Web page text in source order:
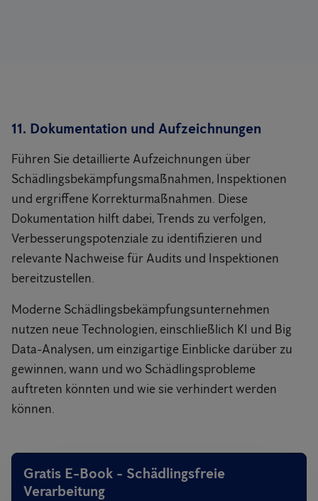
11. Dokumentation und Aufzeichnungen
Führen Sie detaillierte Aufzeichnungen über
Schädlingsbekämpfungsmaßnahmen, Inspektionen
und ergriffene Korrekturmaßnahmen. Diese
Dokumentation hilft dabei, Trends zu verfolgen,
Verbesserungspotenziale zu identifizieren und
relevante Nachweise für Audits und Inspektionen
bereitzustellen.
Moderne Schädlingsbekämpfungsunternehmen
nutzen neue Technologien, einschließlich KI und Big
Data-Analysen, um einzigartige Einblicke darüber zu
gewinnen, wann und wo Schädlingsprobleme
auftreten könnten und wie sie verhindert werden
können.
Gratis E-Book - Schädlingsfreie
Verarbeitung